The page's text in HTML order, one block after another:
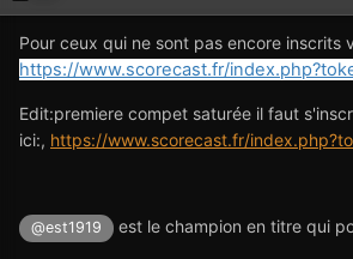
Pour ceux qui ne sont pas encore inscrits
https://www.scorecast.fr/
Edit:premiere compet saturée il faut
ici:, https://www.scorecast.fr/
@est1919 est le champion en titre qui